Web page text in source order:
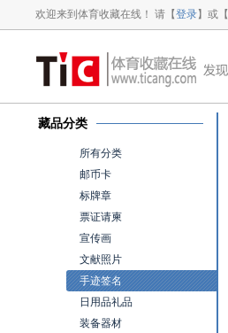
欢迎来到体育收藏在线！ 请【登录】或【
藏品分类
所有分类
邮币卡
标牌章
票证请柬
宣传画
文献照片
手迹签名
日用品礼品
装备器材